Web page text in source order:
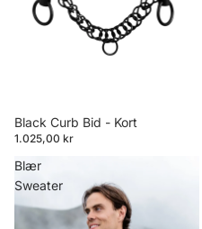
Black Curb Bid - Kort
1.025,00 kr
Blær
Sweater